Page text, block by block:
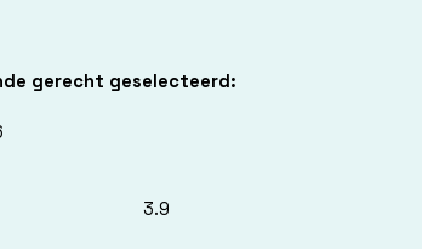
gerecht geselecteerd:
3.9